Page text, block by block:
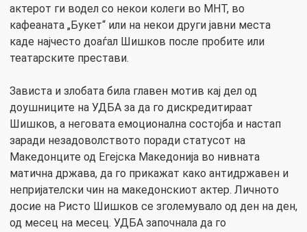
актерот ги водел со некои колеги во МНТ, во
кафеаната „Букет“ или на некои други јавни места
каде најчесто доаѓал Шишков после пробите или
театарските престави.
Зависта и злобата била главен мотив кај дел од
доушниците на УДБА за да го дискредитираат
Шишков, а неговата емоционална состојба и настап
заради незадоволството поради статусот на
Македонците од Егејска Македонија во нивната
матична држава, да го прикажат како антидржавен и
непријателски чин на македонскиот актер. Личното
досие на Ристо Шишков се зголемувало од ден на ден,
од месец на месец. УДБА започнала да го